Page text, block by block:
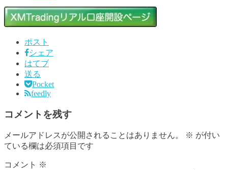
ポスト
シェア
はてブ
送る
Pocket
feedly
コメントを残す
メールアドレスが公開されることはありません。 ※ が付い
ている欄は必須項目です
コメント ※